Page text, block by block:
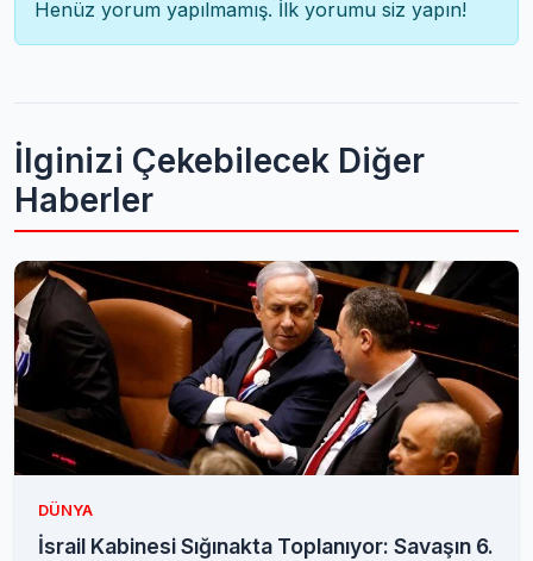
Henüz yorum yapılmamış. İlk yorumu siz yapın!
İlginizi Çekebilecek Diğer
Haberler
DÜNYA
İsrail Kabinesi Sığınakta Toplanıyor: Savaşın 6.